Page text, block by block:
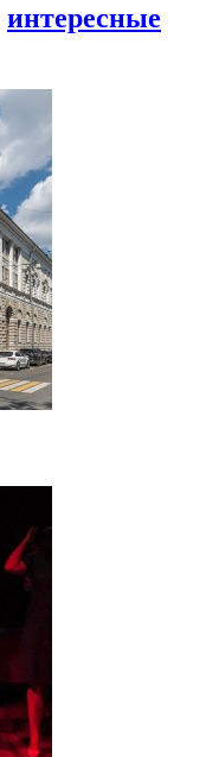
интересные